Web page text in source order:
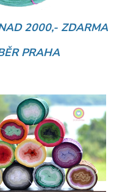
2000,- ZDARMA
PRAHA